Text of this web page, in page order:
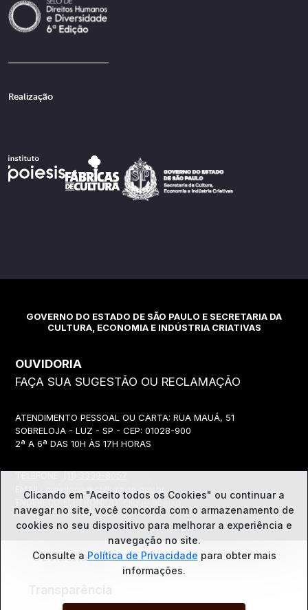
Realização
GOVERNO DO ESTADO DE SÃO PAULO E SECRETARIA DA
CULTURA, ECONOMIA E INDÚSTRIA CRIATIVAS
OUVIDORIA
FAÇA SUA SUGESTÃO OU RECLAMAÇÃO
ATENDIMENTO PESSOAL OU CARTA: RUA MAUÁ, 51
SOBRELOJA - LUZ - SP - CEP: 01028-900
2ª A 6ª DAS 10H ÀS 17H HORAS
EMAIL:
ouvidoria@cultura.sp.gov.br
ENDEREÇO ELETRÔNICO: clique abaixo
Ouvidoria
Clicando em "Aceito todos os Cookies" ou continuar a
navegar no site, você concorda com o armazenamento de
cookies no seu dispositivo para melhorar a experiência e
navegação no site.
Consulte a Política de Privacidade para obter mais
informações.